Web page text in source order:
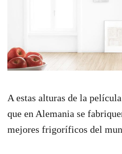
A estas alturas de la
que en Alemania se
mejores frigoríficos del